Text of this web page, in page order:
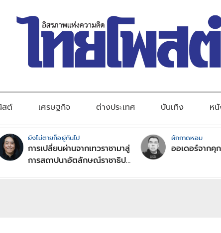
สต์ เศรษฐกิจ ต่างประเทศ บันเทิง ห
ยังไม่ตายก็อยู่กันไป
การเปลี่ยนผ่านจากเทวราชามาสู่
การสถาปนาอัตลักษณ์ราชาธิป
ผักกาดหอม
ออเดอร์จากคุ